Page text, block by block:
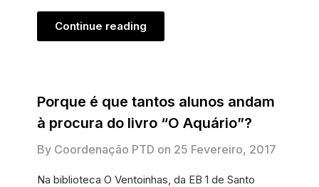
Continue reading
Porque é que tantos alunos andam
à procura do livro “O Aquário”?
By Coordenação PTD on 25 Fevereiro, 2017
Na biblioteca O Ventoinhas, da EB 1 de Santo